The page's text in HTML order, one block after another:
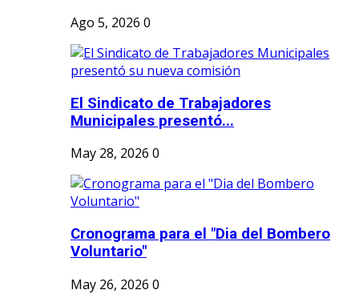
Ago 5, 2026 0
El Sindicato de Trabajadores
Municipales presentó...
May 28, 2026 0
Cronograma para el "Dia del Bombero
Voluntario"
May 26, 2026 0